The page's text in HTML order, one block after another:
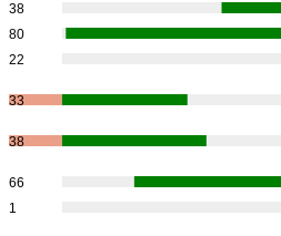
38
80
22
33
38
66
1